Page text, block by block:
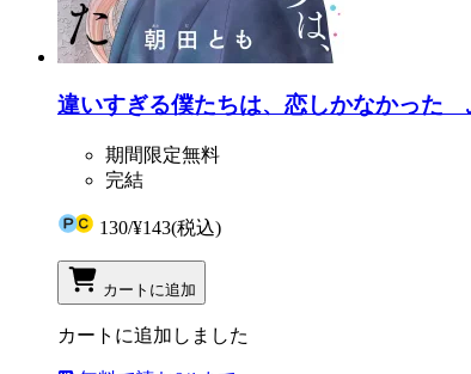
違いすぎる僕たちは、恋しかなかった
期間限定無料
完結
130/¥143(税込)
カートに追加
カートに追加しました